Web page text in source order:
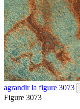
agrandirla figure 3073
Figure 3073